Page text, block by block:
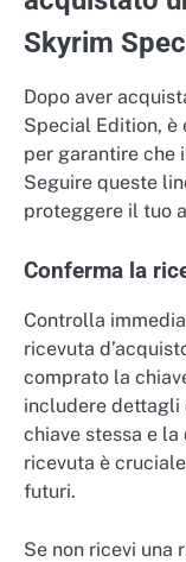
Skyrim
Dopo aver
Special Edition, è
per garantire che
Seguire queste
proteggere il tuo
Conferma la
Controlla
ricevuta
comprato la
includere dettagli
chiave stessa e
ricevuta è
futuri.
Se non ricevi una